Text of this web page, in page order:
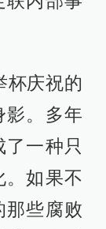
庆祝的
影。多年
一种只
。如果不
那些腐败